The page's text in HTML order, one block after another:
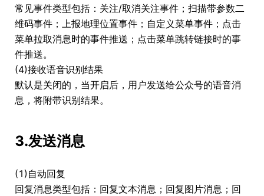
常见事件类型包括：关注/取消关注事件；扫描带参数二
维码事件；上报地理位置事件；自定义菜单事件；点击
菜单拉取消息时的事件推送；点击菜单跳转链接时的事
件推送。
(4)接收语音识别结果
默认是关闭的，当开启后，用户发送给公众号的语音消
息，将附带识别结果。
3.发送消息
(1)自动回复
回复消息类型包括：回复文本消息；回复图片消息；回